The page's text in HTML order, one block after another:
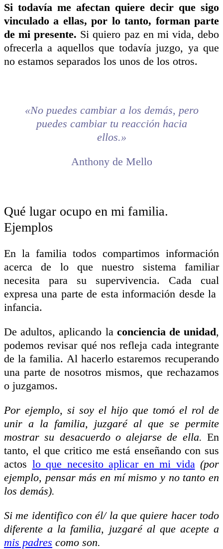
Si todavía me afectan quiere decir que sigo
vinculado a ellas, por lo tanto, forman parte
de mi presente. Si quiero paz en mi vida, debo
ofrecerla a aquellos que todavía juzgo, ya que
no estamos separados los unos de los otros.
«No puedes cambiar a los demás, pero
puedes cambiar tu reacción hacia
ellos.»
Anthony de Mello
Qué lugar ocupo en mi familia.
Ejemplos
En la familia todos compartimos información
acerca de lo que nuestro sistema familiar
necesita para su supervivencia. Cada cual
expresa una parte de esta información desde la
infancia.
De adultos, aplicando la conciencia de unidad,
podemos revisar qué nos refleja cada integrante
de la familia. Al hacerlo estaremos recuperando
una parte de nosotros mismos, que rechazamos
o juzgamos.
Por ejemplo, si soy el hijo que tomó el rol de
unir a la familia, juzgaré al que se permite
mostrar su desacuerdo o alejarse de ella. En
tanto, el que critico me está enseñando con sus
actos lo que necesito aplicar en mi vida (por
ejemplo, pensar más en mí mismo y no tanto en
los demás).
Si me identifico con él/ la que quiere hacer todo
diferente a la familia, juzgaré al que acepte a
mis padres como son.